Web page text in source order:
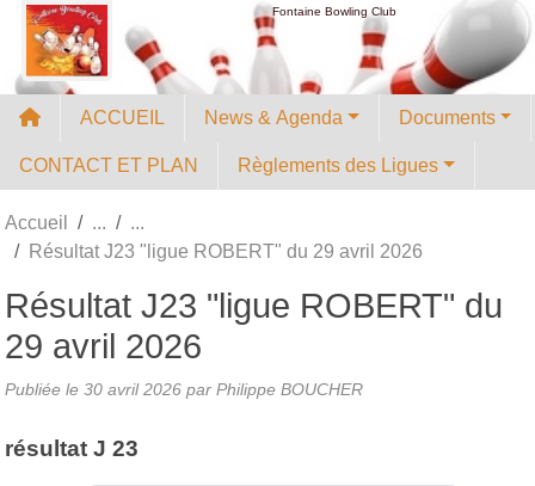
Fontaine Bowling Club
ACCUEIL News & Agenda Documents
CONTACT ET PLAN Règlements des Ligues
Accueil
Résultat J23 "ligue ROBERT" du 29 avril 2026
Résultat J23 "ligue ROBERT" du
29 avril 2026
Publiée le 30 avril 2026 par Philippe BOUCHER
résultat J 23
Panneau de gestion des cookies